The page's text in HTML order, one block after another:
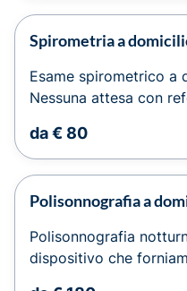
Spirometria a
Esame spirometrico a
Nessuna attesa con
da € 80
Polisonnografia a
Polisonnografia
dispositivo che